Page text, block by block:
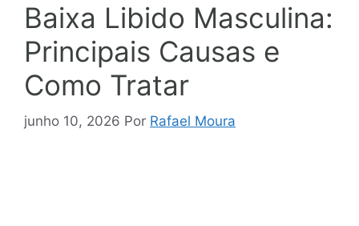
Baixa Libido Masculina:
Principais Causas e
Como Tratar
junho 10, 2026 Por Rafael Moura